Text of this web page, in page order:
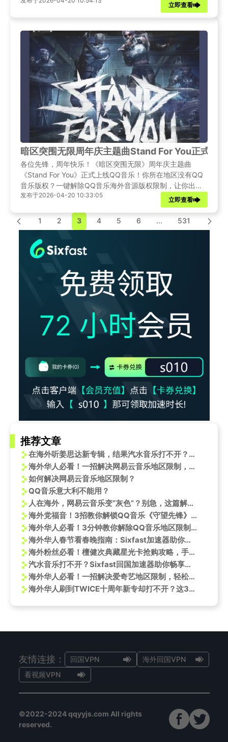
沮丧。本文将深入剖析QQ音乐海外版权限制的形成机制，
帮助海外华人重新找回耳机里的家乡旋律。
立即查看
暗区突围无限周年庆主题曲Stand For You正式上
各位先锋，周年快乐！《暗区突围无限》周年庆主题曲
《Stand For You》正式上线QQ音乐！你所在地区没有QQ
音乐版权？一键解除QQ音乐海外音源版权限制，让你出国
后歌单不再变灰！
发布于2026-04-20 10:33:05
立即查看
1 2 3 4 5 6 ... 531
推荐文章
在海外听姜思达新专辑，结果汽水音乐打不开？别急，这招帮你搞定
海外华人必看！一招解决网易云音乐地区限制，王祖蓝新歌《那年暑假》轻松听
如何解决网易云音乐地区限制？
QQ音乐意大利不能用？
人在海外，网易云音乐变“灰色”？别急，这篇解锁攻略让你瞬间满血复活！
海外党福音！3招教你解锁QQ音乐《守望先锋》新歌，告别地区限制烦恼
海外华人必看！3分钟教你解除QQ音乐地区限制，歌单变灰/无法播放一键解决
海外华人春节看春晚指南：Sixfast加速器助你畅享新春佳节
海外粉丝必看！檀健次典藏星光卡抢购攻略，手慢无！
汽水音乐打不开？Sixfast回国加速器助你畅享音乐盛宴
海外华人必看！一招解决爱奇艺地区限制，轻松追RADWIMPS出道20周年特别专辑
海外华人刷到TWICE十周年新专却打不开？这3招帮你秒解音乐App限制
友情连接： 回国VPN
海外回国VPN
看视频VPN
©2022-2024 qqyyjs.com All rights
reserved.